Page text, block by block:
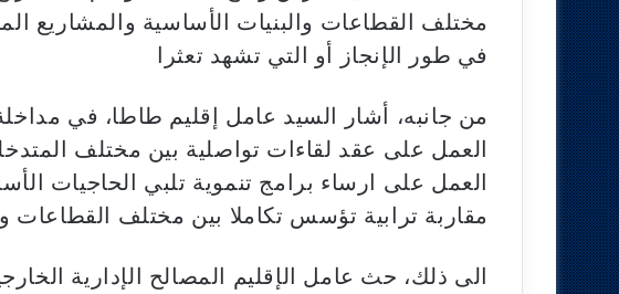
مختلف القطاعات والبنيات الأساسية والمشاريع
في طور الإنجاز أو التي تشهد تعثرا
من جانبه، أشار السيد عامل إقليم طاطا، في
العمل على عقد لقاءات تواصلية بين مختلف
العمل على ارساء برامج تنموية تلبي الحاجيات
مقاربة ترابية تؤسس تكاملا بين مختلف القطاعات
الى ذلك، حث عامل الإقليم المصالح الإدارية